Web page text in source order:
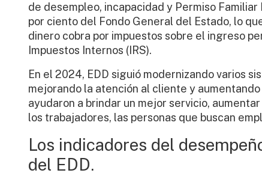
de desempleo, incapacidad y Permiso
por ciento del Fondo General del Estado, lo
dinero cobra por impuestos sobre el ingreso
Impuestos Internos (IRS).
En el 2024, EDD siguió modernizando varios
mejorando la atención al cliente y
ayudaron a brindar un mejor servicio,
los trabajadores, las personas que buscan
Los indicadores del
del EDD.